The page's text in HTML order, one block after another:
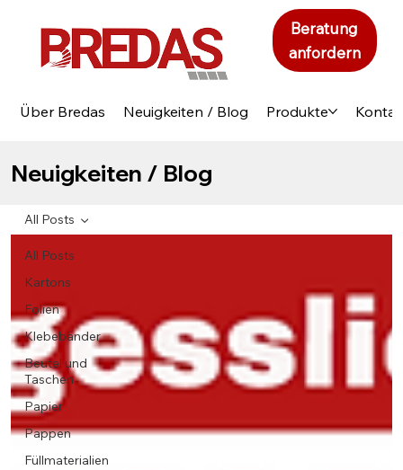
Über Bredas Neuigkeiten / Blog Produkte
Beratung
anfordern
Neuigkeiten / Blog
All Posts
Kartons
Folien
Klebebänder
Beutel und
Taschen
Papier
Pappen
Füllmaterialien
All Posts